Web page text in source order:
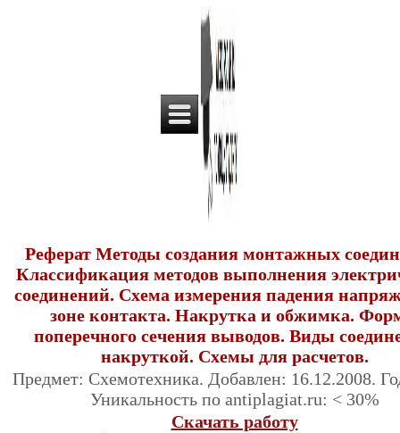
Реферат Методы создания монтажных
Классификация методов выполнения
соединений. Схема измерения падения
зоне контакта. Накрутка и обжимка.
поперечного сечения выводов. Виды
накруткой. Схемы для расчетов.
Предмет: Схемотехника. Добавлен: 16.12.2008.
Уникальность по antiplagiat.ru: < 30%
Скачать работу